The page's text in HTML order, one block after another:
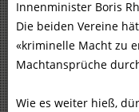
Innenminister Boris
Die beiden Vereine
«kriminelle Macht zu
Machtansprüche
Wie es weiter hieß,